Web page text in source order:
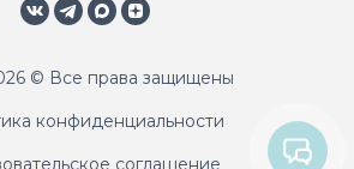
© Все права защищены
конфиденциальности
соглашение